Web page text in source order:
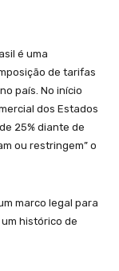
é uma
de tarifas
país. No início
dos Estados
25% diante de
ou restringem” o
marco legal para
histórico de